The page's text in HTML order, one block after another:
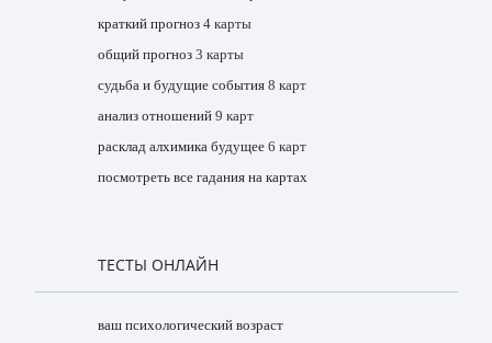
краткий прогноз 4 карты
общий прогноз 3 карты
судьба и будущие события 8 карт
анализ отношений 9 карт
расклад алхимика будущее 6 карт
посмотреть все гадания на картах
ТЕСТЫ ОНЛАЙН
ваш психологический возраст